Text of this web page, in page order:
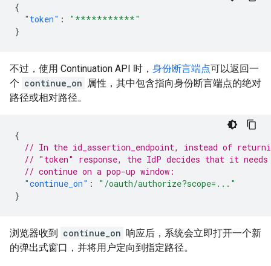
{
"token" :
"***********"
}
不过，使用 Continuation API 时， 身份断言端点可以返回一
个 continue_on 属性，其中包含指向身份断言端点的绝对
路径或相对路径。
{
// In the id_assertion_endpoint, instead of
// "token" response, the IdP decides that it
// continue on a pop-up window:
"continue_on" :
"/oauth/authorize?scope=..."
}
浏览器收到 continue_on 响应后，系统会立即打开一个新
的弹出式窗口，并将用户定向到指定路径。